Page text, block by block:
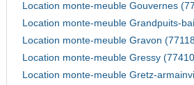
Location monte-meuble Gouvernes
Location monte-meuble Grandpuits-
Location monte-meuble Gravon
Location monte-meuble Gressy
Location monte-meuble Gretz-